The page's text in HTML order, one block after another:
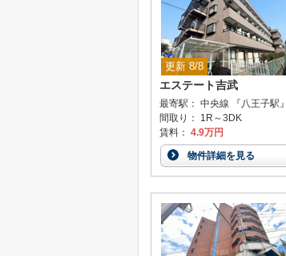
更新 8/8
エステート吉武
最寄駅： 中央線 『八王子駅』
間取り： 1R～3DK
賃料： 4.9万円
物件詳細を見る